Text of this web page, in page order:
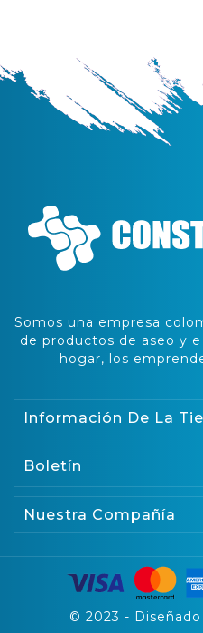
Somos una empresa
de productos de aseo y
hogar, los
Información De La
Boletín
Nuestra Compañía
© 2023 -